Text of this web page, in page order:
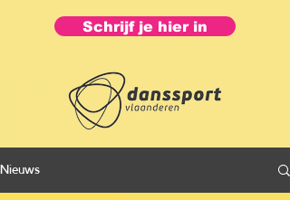
Schrijf je hier in
Nieuws